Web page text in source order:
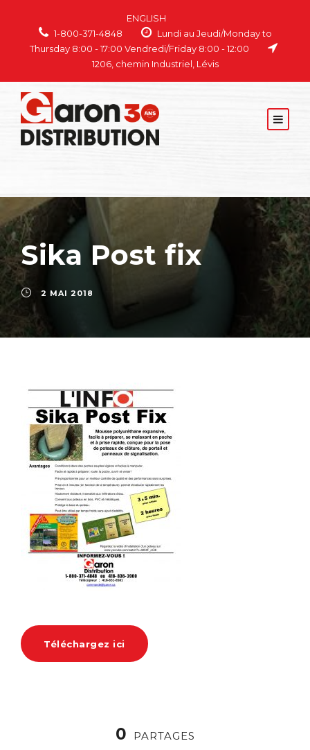
ENGLISH
1-800-371-4848
Lundi au Jeudi/Monday to
Thursday 8:00 - 17:00 Vendredi/Friday 8:00 - 12:00
1206, chemin Industriel, Lévis
Sika Post fix
2 MAI 2018
Téléchargez ici
0 PARTAGES